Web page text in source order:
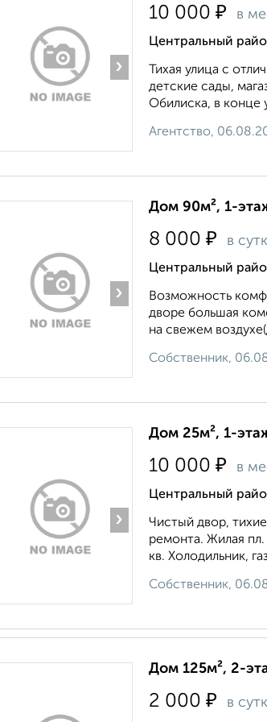
›
10 000 ₽ в
Центральный
Тихая улица с
детские сады,
Обилиска, в конце
Агентство,
›
Дом 90м², 1-
8 000 ₽ в
Центральный
Возможность
дворе большая
на свежем
Собственник,
›
Дом 25м², 1-
10 000 ₽ в
Центральный
Чистый двор,
ремонта. Жилая
кв. Холодильник,
Собственник,
Дом 125м², 2-
2 000 ₽ в